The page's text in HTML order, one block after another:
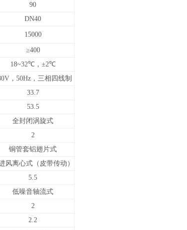
90
DN40
15000
≥400
18~32℃，±2℃
，50Hz，三相四线制
33.7
53.5
全封闭涡旋式
2
铜管套铝翅片式
风离心式（皮带传动）
5.5
低噪音轴流式
2
2.2